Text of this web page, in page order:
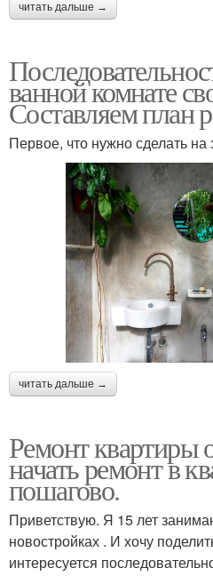
читать дальше →
ванной комнате
Составляем план
Первое, что нужно сделать
читать дальше →
Ремонт квартиры
начать ремонт в
пошагово.
Приветствую. Я 15 лет
новостройках . И хочу
интересуется